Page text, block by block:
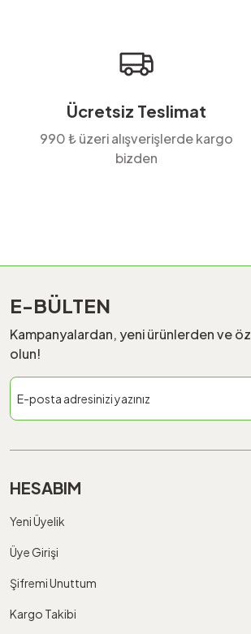
Bu ürüne benzer farklı alternatifler olmalı.
Ücretsiz Teslimat
990 ₺ üzeri alışverişlerde kargo
bizden
E-BÜLTEN
Kampanyalardan, yeni ürünlerden ve
olun!
HESABIM
Yeni Üyelik
Üye Girişi
Şifremi Unuttum
Kargo Takibi